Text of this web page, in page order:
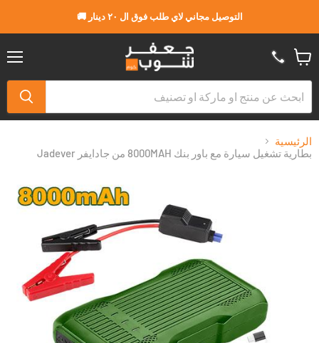
التوصيل مجاني لاي طلب فوق ال ٢٠ دينار 🚚
التسو
الرئيسية
بطارية تشغيل سيارة مع باور بنك 8000MAH من جادايفر Jadever